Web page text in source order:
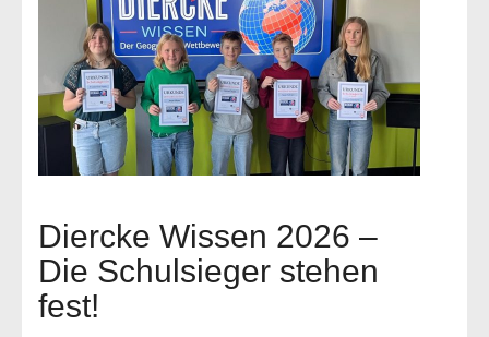
Diercke Wissen 2026 –
Die Schulsieger stehen
fest!